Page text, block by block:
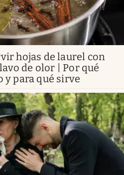
hojas de laurel con
de olor | Por qué
para qué sirve